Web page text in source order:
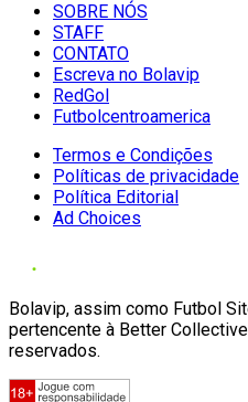
SOBRE NÓS
STAFF
CONTATO
Escreva no Bolavip
RedGol
Futbolcentroamerica
Termos e Condições
Políticas de privacidade
Política Editorial
Ad Choices
Bolavip, assim como Futbol
pertencente à Better
reservados.